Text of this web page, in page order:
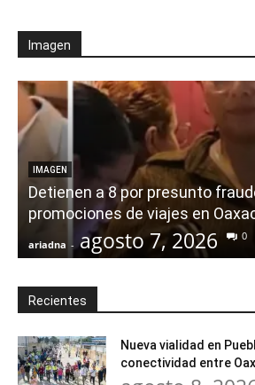
Imagen
IMAGEN
Detienen a 8 por presunto
promociones de viajes en
ariadna - agosto 7, 2026 0
Recientes
Nueva vialidad en
conectividad entre